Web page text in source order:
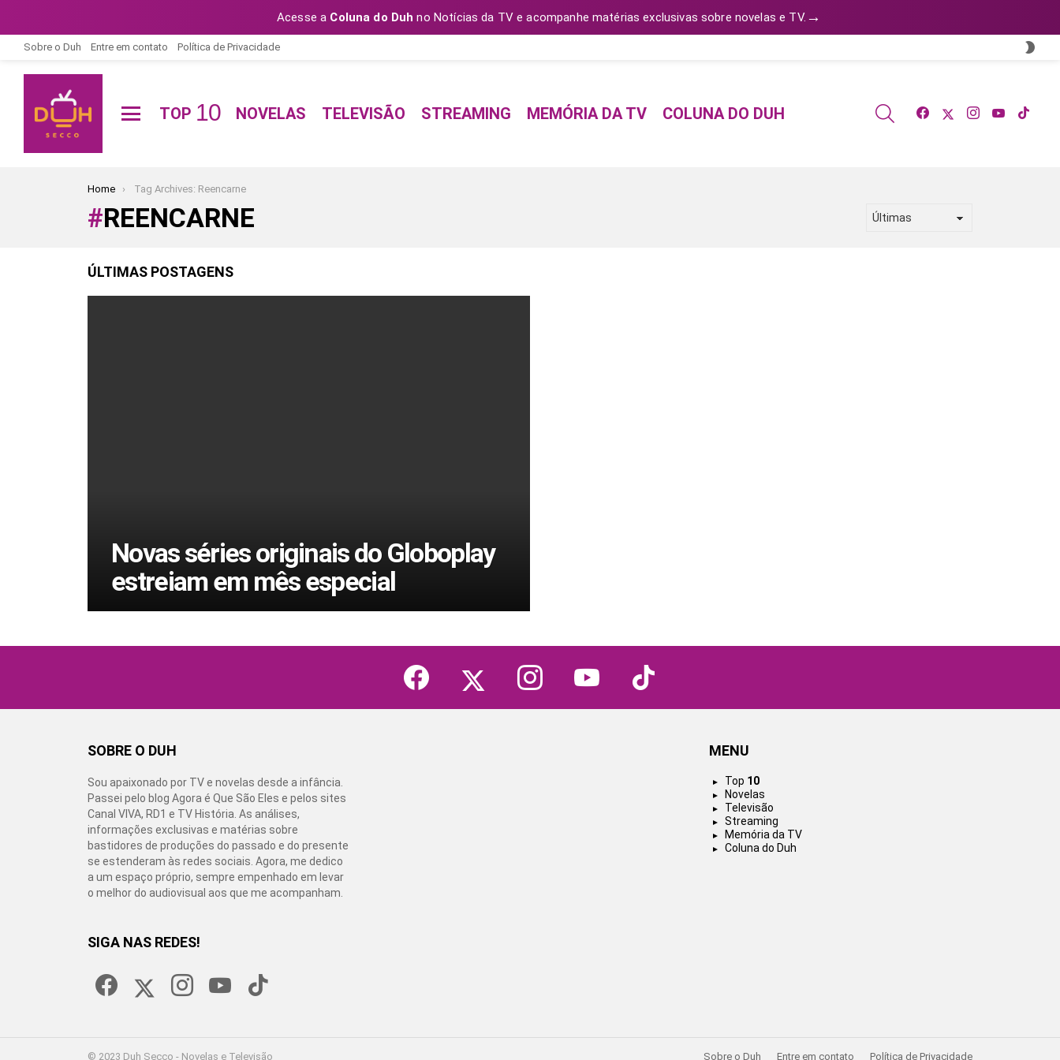
Acesse a Coluna do Duh no Notícias da TV e acompanhe matérias exclusivas sobre novelas e TV. →
Sobre o Duh Entre em contato Política de Privacidade
TOP 10 NOVELAS TELEVISÃO STREAMING MEMÓRIA DA TV COLUNA DO DUH SEARCH facebooktwitterinstagramyoutube
You are here:
Home Tag Archives: Reencarne
REENCARNE
ÚLTIMAS POSTAGENS
Novas séries originais do Globoplay
estreiam em mês especial
facebook instagram youtube tiktok
SOBRE O DUH
Sou apaixonado por TV e novelas desde a infância.
Passei pelo blog Agora é Que São Eles e pelos sites
Canal VIVA, RD1 e TV História. As análises,
informações exclusivas e matérias sobre
bastidores de produções do passado e do presente
se estenderam às redes sociais. Agora, me dedico
a um espaço próprio, sempre empenhado em levar
o melhor do audiovisual aos que me acompanham.
SIGA NAS REDES!
MENU
Top 10
Novelas
Televisão
Streaming
Memória da TV
Coluna do Duh
© 2023 Duh Secco - Novelas e Televisão Sobre o Duh Entre em contato Política de Privacidade